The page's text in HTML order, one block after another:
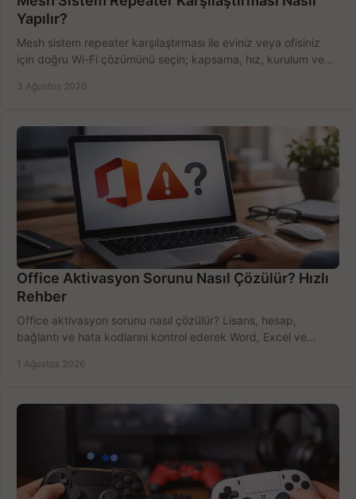
Yapılır?
Mesh sistem repeater karşılaştırması ile eviniz veya ofisiniz
için doğru Wi-Fi çözümünü seçin; kapsama, hız, kurulum ve
3 Ağustos 2026
Office Aktivasyon Sorunu Nasıl Çözülür? Hızlı
Rehber
Office aktivasyon sorunu nasıl çözülür? Lisans, hesap,
bağlantı ve hata kodlarını kontrol ederek Word, Excel ve
1 Ağustos 2026